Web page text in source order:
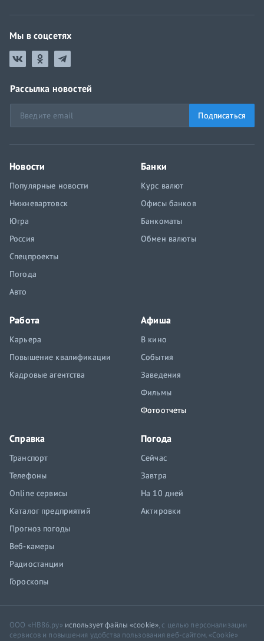
Мы в соцсетях
Рассылка новостей
Подписаться
Новости
Популярные новости
Нижневартовск
Югра
Россия
Спецпроекты
Погода
Авто
Банки
Курс валют
Офисы банков
Банкоматы
Обмен валюты
Работа
Карьера
Повышение квалификации
Кадровые агентства
Афиша
В кино
События
Заведения
Фильмы
Фотоотчеты
Справка
Транспорт
Телефоны
Online сервисы
Каталог предприятий
Прогноз погоды
Веб-камеры
Радиостанции
Гороскопы
Погода
Сейчас
Завтра
На 10 дней
Актировки
ООО «НВ86.ру» использует файлы «cookie», с целью персонализации
сервисов и повышения удобства пользования веб-сайтом. «Cookie»